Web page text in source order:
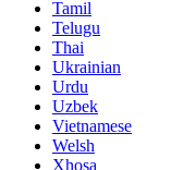
Tamil
Telugu
Thai
Ukrainian
Urdu
Uzbek
Vietnamese
Welsh
Xhosa